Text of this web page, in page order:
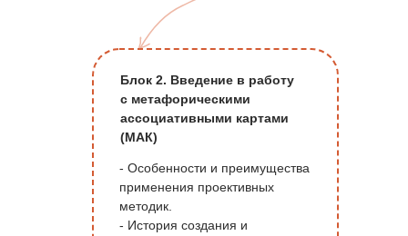
Блок 2. Введение в работу
с метафорическими
ассоциативными картами
(МАК)
- Особенности и преимущества
применения проективных
методик.
- История создания и